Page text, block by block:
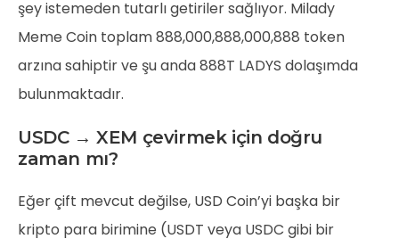
şey istemeden tutarlı getiriler sağlıyor. Milady
Meme Coin toplam 888,000,888,000,888 token
arzına sahiptir ve şu anda 888T LADYS dolaşımda
bulunmaktadır.
USDC → XEM çevirmek için doğru
zaman mı?
Eğer çift mevcut değilse, USD Coin’yi başka bir
kripto para birimine (USDT veya USDC gibi bir